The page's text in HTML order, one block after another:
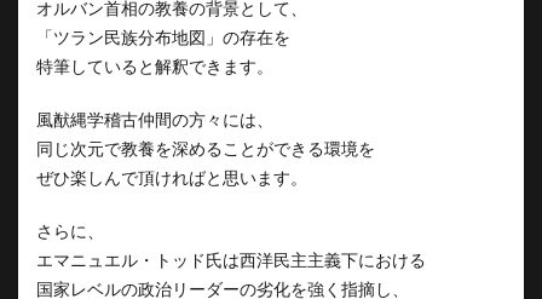
オルバン首相の教養の背景として、
「ツラン民族分布地図」の存在を
特筆していると解釈できます。
風猷縄学稽古仲間の方々には、
同じ次元で教養を深めることができる環境を
ぜひ楽しんで頂ければと思います。
さらに、
エマニュエル・トッド氏は西洋民主主義下における
国家レベルの政治リーダーの劣化を強く指摘し、